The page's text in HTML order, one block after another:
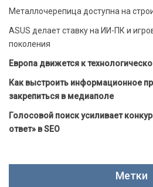
Металлочерепица доступна на
ASUS делает ставку на ИИ-ПК и
поколения
Европа движется к
Как выстроить информационное
закрепиться в медиаполе
Голосовой поиск усиливает
ответ» в SEO
Метки